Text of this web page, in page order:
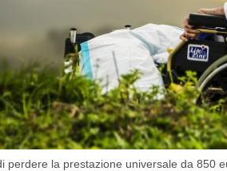
perdere la prestazione universale da 850